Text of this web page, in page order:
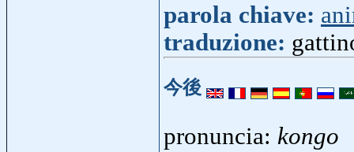
parola chiave:
traduzione:
今後
pronuncia: kongo